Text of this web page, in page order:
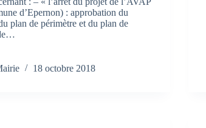
d’Epernon) : approbation du
plan de périmètre et du plan de
18 octobre 2018